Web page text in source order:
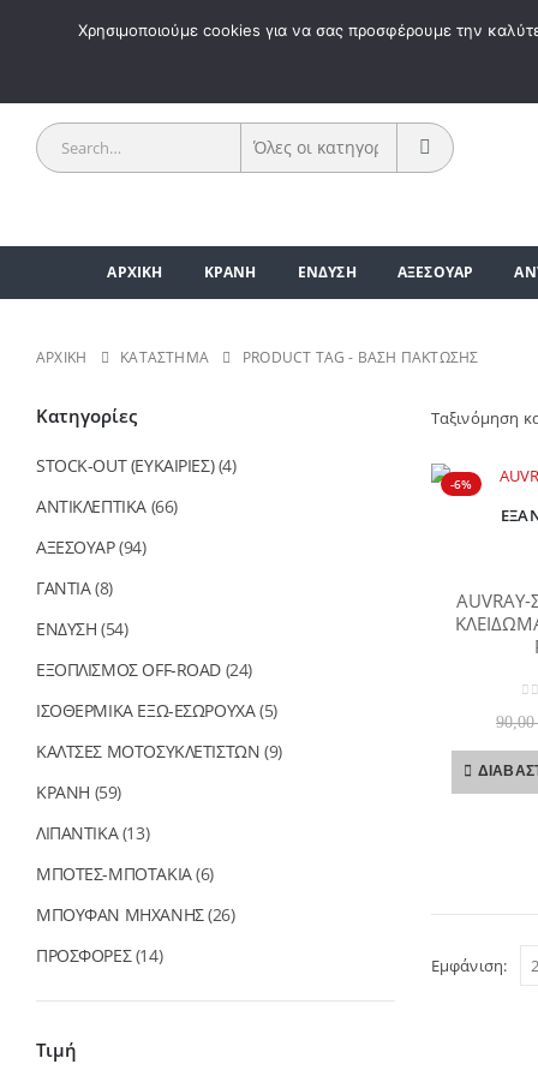
ΚΑΛΩΣ
ΑΡΧΙΚΗ ΚΡΑΝΗ ΕΝΔΥΣΗ ΑΞΕΣΟΥΑΡ
ΑΡΧΙΚΉ ΚΑΤΆΣΤΗΜΑ PRODUCT TAG - ΒΆΣΗ ΠΆΚΤΩΣΗΣ
Ταξινόμηση
-6%
Εμφάνιση:
Κατηγορίες
STOCK-OUT (ΕΥΚΑΙΡΙΕΣ) (4)
ΑΝΤΙΚΛΕΠΤΙΚΑ (66)
ΑΞΕΣΟΥΑΡ(94)
ΓΑΝΤΙΑ(8)
ΕΝΔΥΣΗ (54)
ΕΞΟΠΛΙΣΜΟΣ OFF-ROAD (24)
ΙΣΟΘΕΡΜΙΚΑ ΕΞΩ-ΕΣΩΡΟΥΧΑ(5)
ΚΑΛΤΣΕΣ ΜΟΤΟΣΥΚΛΕΤΙΣΤΩΝ (9)
ΚΡΑΝΗ (59)
ΛΙΠΑΝΤΙΚΑ(13)
ΜΠΟΤΕΣ-ΜΠΟΤΑΚΙΑ(6)
ΜΠΟΥΦΑΝ ΜΗΧΑΝΗΣ(26)
ΠΡΟΣΦΟΡΕΣ(14)
Τιμή
Χρησιμοποιούμε cookies για να σας προσφέρουμε την